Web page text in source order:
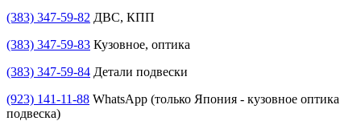
(383) 347-59-82 ДВС, КПП
(383) 347-59-83 Кузовное, оптика
(383) 347-59-84 Детали подвески
(923) 141-11-88 WhatsApp (только Япония - кузовное оптика
подвеска)